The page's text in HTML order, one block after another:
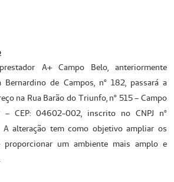
A+ Campo Belo, anteriormente
Bernardino de Campos, nº 182, passará a
na Rua Barão do Triunfo, nº 515 – Campo
– CEP: 04602-002, inscrito no CNPJ nº
alteração tem como objetivo ampliar os
proporcionar um ambiente mais amplo e